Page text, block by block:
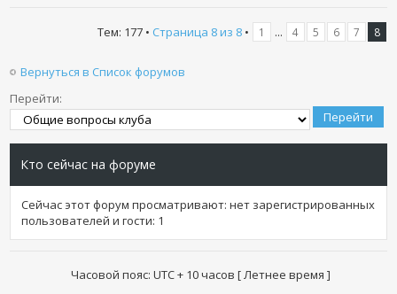
Тем: 177 • Страница 8из 8• 1 ... 4 5 6 7 8
Вернуться в Список форумов
Перейти:
Кто сейчас на форуме
Сейчас этот форум просматривают: нет зарегистрированных
пользователей и гости: 1
Часовой пояс: UTC + 10 часов [ Летнее время ]